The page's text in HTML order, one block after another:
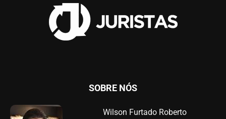
SOBRE NÓS
Wilson Furtado Roberto